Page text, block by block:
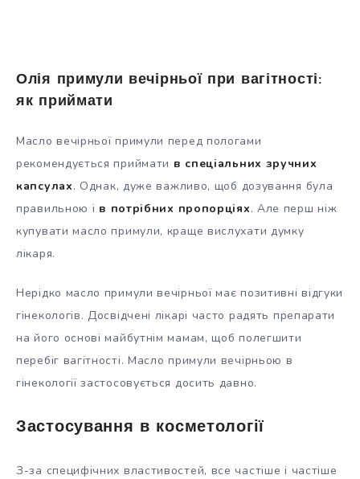
Олія примули вечірньої при вагітності:
як приймати
Масло вечірньої примули перед пологами
рекомендується приймати в спеціальних зручних
капсулах. Однак, дуже важливо, щоб дозування була
правильною і в потрібних пропорціях. Але перш ніж
купувати масло примули, краще вислухати думку
лікаря.
Нерідко масло примули вечірньої має позитивні відгуки
гінекологів. Досвідчені лікарі часто радять препарати
на його основі майбутнім мамам, щоб полегшити
перебіг вагітності. Масло примули вечірньою в
гінекології застосовується досить давно.
Застосування в косметології
З-за специфічних властивостей, все частіше і частіше